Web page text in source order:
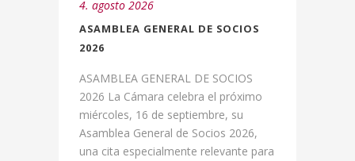
4. agosto 2026
ASAMBLEA GENERAL DE SOCIOS
2026
ASAMBLEA GENERAL DE SOCIOS
2026 La Cámara celebra el próximo
miércoles, 16 de septiembre, su
Asamblea General de Socios 2026,
una cita especialmente relevante para